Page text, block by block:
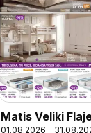
Matis Veliki
01.08.2026 -